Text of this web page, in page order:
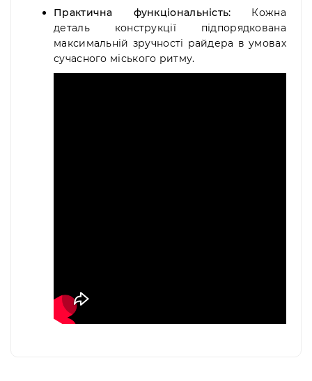
Практична функціональність: Кожна
деталь конструкції підпорядкована
максимальній зручності райдера в умовах
сучасного міського ритму.